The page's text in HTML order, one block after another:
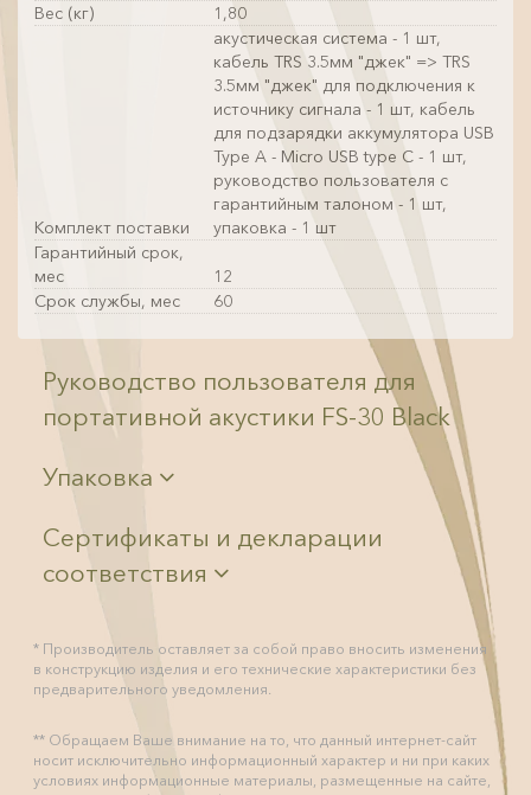
Вес (кг)
1,80
Комплект поставки
акустическая система - 1 шт,
кабель TRS 3.5мм "джек" => TRS
3.5мм "джек" для подключения к
источнику сигнала - 1 шт, кабель
для подзарядки аккумулятора USB
Type A - Micro USB type C - 1 шт,
руководство пользователя с
гарантийным талоном - 1 шт,
упаковка - 1 шт
Гарантийный срок,
мес
12
Срок службы, мес
60
Руководство пользователя для
портативной акустики FS-30 Black
Упаковка
Сертификаты и декларации
соответствия
* Производитель оставляет за собой право вносить изменения
в конструкцию изделия и его технические характеристики без
предварительного уведомления.
** Обращаем Ваше внимание на то, что данный интернет-сайт
носит исключительно информационный характер и ни при каких
условиях информационные материалы, размещенные на сайте,